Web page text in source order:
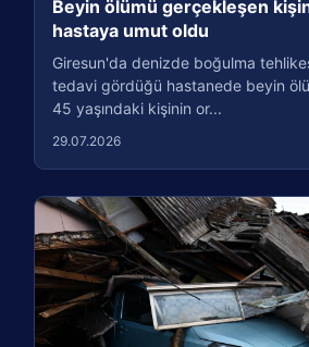
Beyin ölümü gerçekleşen
hastaya umut oldu
Giresun'da denizde boğulma
tedavi gördüğü hastanede beyin
45 yaşındaki kişinin or...
29.07.2026